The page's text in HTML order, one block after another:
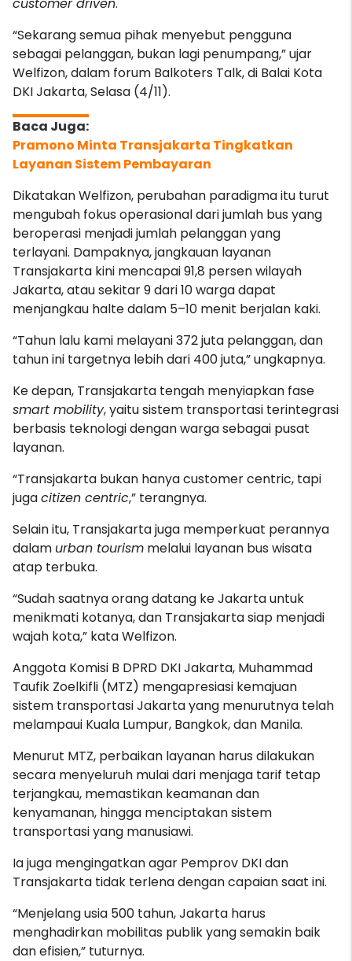
“Sekarang semua pihak menyebut pengguna
sebagai pelanggan, bukan lagi penumpang,” ujar
Welfizon, dalam forum Balkoters Talk, di Balai Kota
DKI Jakarta, Selasa (4/11).
Pramono Minta Transjakarta Tingkatkan
Layanan Sistem Pembayaran
Dikatakan Welfizon, perubahan paradigma itu turut
mengubah fokus operasional dari jumlah bus yang
beroperasi menjadi jumlah pelanggan yang
terlayani. Dampaknya, jangkauan layanan
Transjakarta kini mencapai 91,8 persen wilayah
Jakarta, atau sekitar 9 dari 10 warga dapat
menjangkau halte dalam 5–10 menit berjalan kaki.
“Tahun lalu kami melayani 372 juta pelanggan, dan
tahun ini targetnya lebih dari 400 juta,” ungkapnya.
Ke depan, Transjakarta tengah menyiapkan fase
smart mobility, yaitu sistem transportasi terintegrasi
berbasis teknologi dengan warga sebagai pusat
layanan.
“Transjakarta bukan hanya customer centric, tapi
jugacitizen centric,” terangnya.
Selain itu, Transjakarta juga memperkuat perannya
dalam urban tourism melalui layanan bus wisata
atap terbuka.
“Sudah saatnya orang datang ke Jakarta untuk
menikmati kotanya, dan Transjakarta siap menjadi
wajah kota,” kata Welfizon.
Anggota Komisi B DPRD DKI Jakarta, Muhammad
Taufik Zoelkifli (MTZ) mengapresiasi kemajuan
sistem transportasi Jakarta yang menurutnya telah
melampaui Kuala Lumpur, Bangkok, dan Manila.
Menurut MTZ, perbaikan layanan harus dilakukan
secara menyeluruh mulai dari menjaga tarif tetap
terjangkau, memastikan keamanan dan
kenyamanan, hingga menciptakan sistem
transportasi yang manusiawi.
Ia juga mengingatkan agar Pemprov DKI dan
Transjakarta tidak terlena dengan capaian saat ini.
“Menjelang usia 500 tahun, Jakarta harus
menghadirkan mobilitas publik yang semakin baik
dan efisien,” tuturnya.